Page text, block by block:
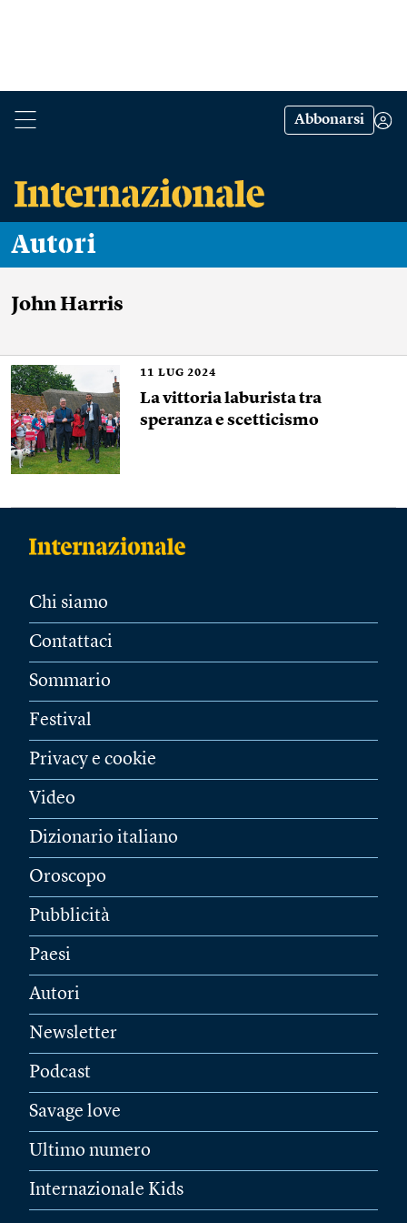
Abbonarsi
Autori
John Harris
11 LUG 2024
La vittoria laburista tra
speranza e scetticismo
Chi siamo
Contattaci
Sommario
Festival
Privacy e cookie
Video
Dizionario italiano
Oroscopo
Pubblicità
Paesi
Autori
Newsletter
Podcast
Savage love
Ultimo numero
Internazionale Kids